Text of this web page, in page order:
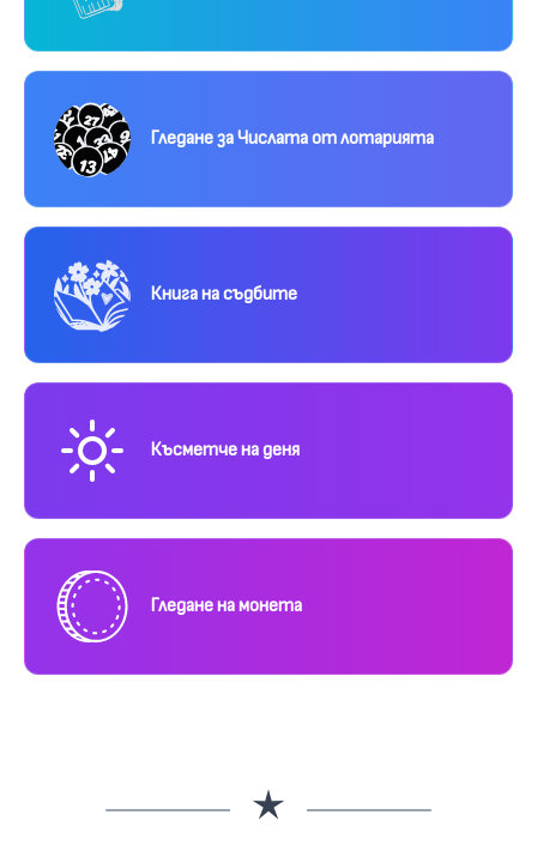
Гледане за Числата от лотарията
Книга на съдбите
Късметче на деня
Гледане на монета